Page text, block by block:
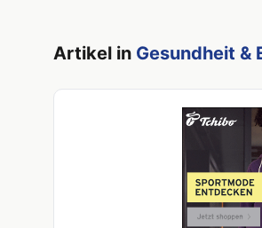
Artikel in Gesundheit &